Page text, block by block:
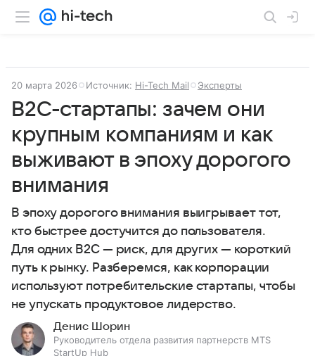
20 марта 2026 Источник: Hi-Tech Mail Эксперты
B2C-стартапы: зачем они
крупным компаниям и как
выживают в эпоху дорогого
внимания
В эпоху дорогого внимания выигрывает тот,
кто быстрее достучится до пользователя.
Для одних B2C — риск, для других — короткий
путь к рынку. Разберемся, как корпорации
используют потребительские стартапы, чтобы
не упускать продуктовое лидерство.
Денис Шорин
Руководитель отдела развития партнерств MTS
StartUp Hub